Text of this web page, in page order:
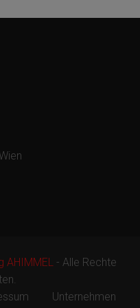
AHIMMEL- Alle Rechte
Unternehmen